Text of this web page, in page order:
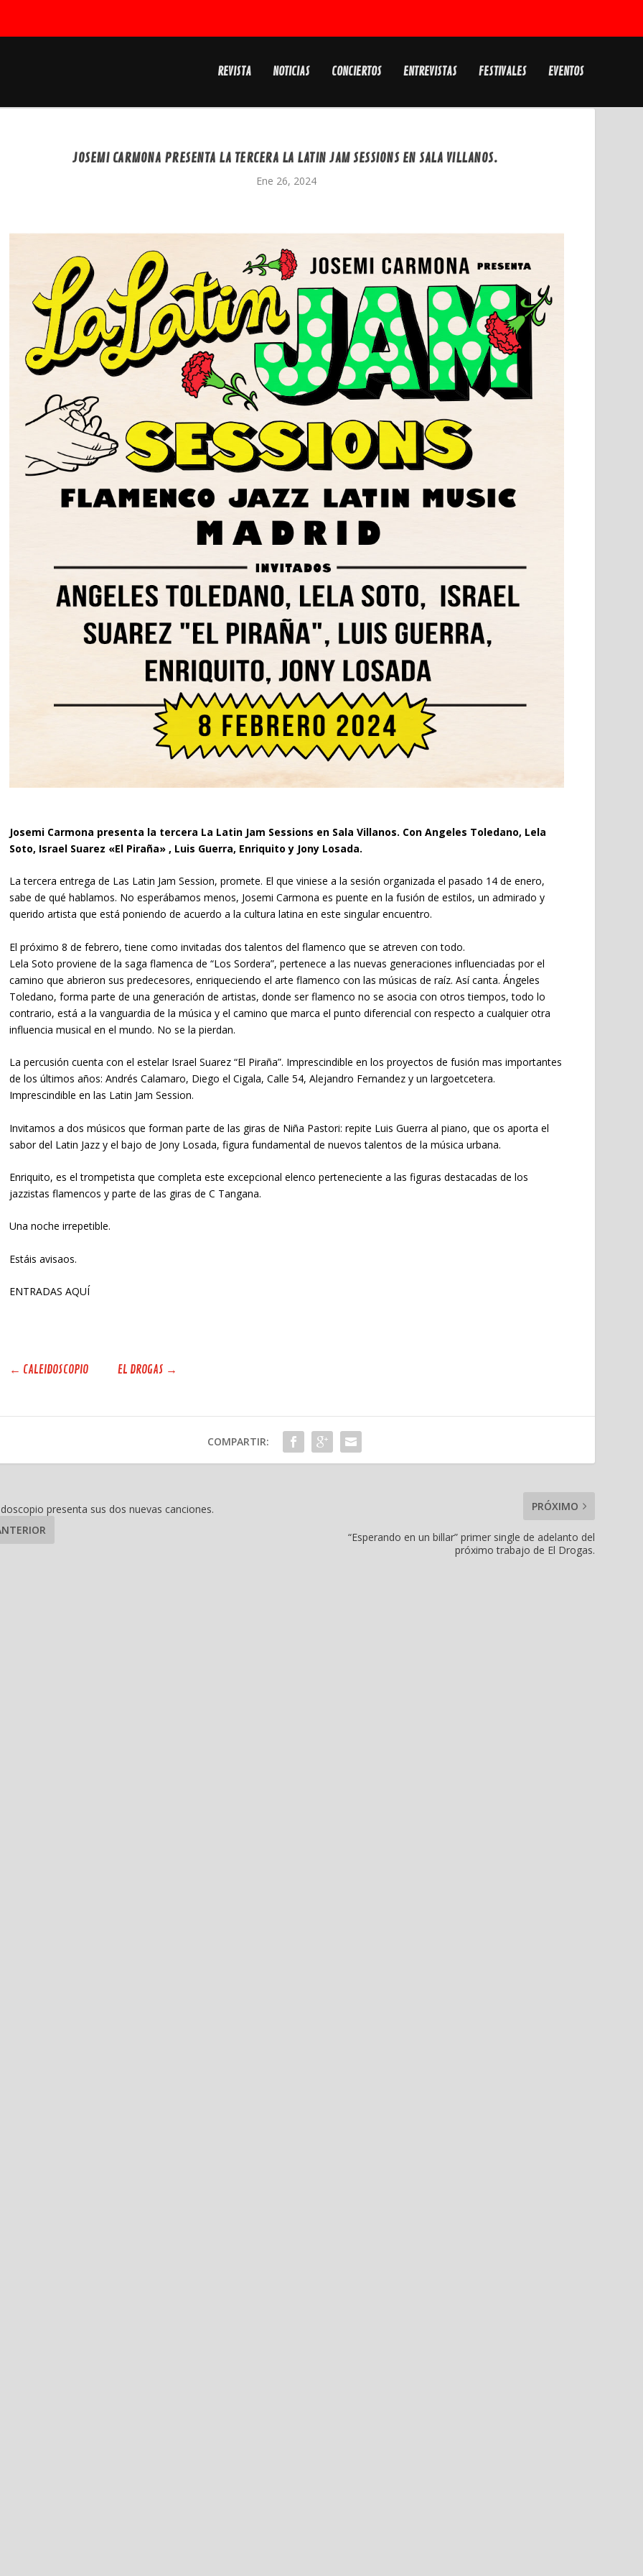
REVISTA NOTICIAS CONCIERTOS ENTREVISTAS FESTIVALES EVENTOS
JOSEMI CARMONA PRESENTA LA TERCERA LA LATIN JAM SESSIONS EN SALA VILLANOS.
Ene 26, 2024
Josemi Carmona presenta la tercera La Latin Jam Sessions en Sala Villanos. Con Angeles Toledano, Lela
Soto, Israel Suarez «El Piraña» , Luis Guerra, Enriquito y Jony Losada.
La tercera entrega de Las Latin Jam Session, promete. El que viniese a la sesión organizada el pasado 14 de enero,
sabe de qué hablamos. No esperábamos menos, Josemi Carmona es puente en la fusión de estilos, un admirado y
querido artista que está poniendo de acuerdo a la cultura latina en este singular encuentro.
El próximo 8 de febrero, tiene como invitadas dos talentos del flamenco que se atreven con todo.
Lela Soto proviene de la saga flamenca de “Los Sordera”, pertenece a las nuevas generaciones influenciadas por el
camino que abrieron sus predecesores, enriqueciendo el arte flamenco con las músicas de raíz. Así canta. Ángeles
Toledano, forma parte de una generación de artistas, donde ser flamenco no se asocia con otros tiempos, todo lo
contrario, está a la vanguardia de la música y el camino que marca el punto diferencial con respecto a cualquier otra
influencia musical en el mundo. No se la pierdan.
La percusión cuenta con el estelar Israel Suarez “El Piraña”. Imprescindible en los proyectos de fusión mas importantes
de los últimos años: Andrés Calamaro, Diego el Cigala, Calle 54, Alejandro Fernandez y un largoetcetera.
Imprescindible en las Latin Jam Session.
Invitamos a dos músicos que forman parte de las giras de Niña Pastori: repite Luis Guerra al piano, que os aporta el
sabor del Latin Jazz y el bajo de Jony Losada, figura fundamental de nuevos talentos de la música urbana.
Enriquito, es el trompetista que completa este excepcional elenco perteneciente a las figuras destacadas de los
jazzistas flamencos y parte de las giras de C Tangana.
Una noche irrepetible.
Estáis avisaos.
ENTRADAS AQUÍ
← CALEIDOSCOPIO EL DROGAS →
COMPARTIR:
presenta sus dos nuevas canciones.
PRÓXIMO
“Esperando en un billar” primer single de adelanto del
próximo trabajo de El Drogas.